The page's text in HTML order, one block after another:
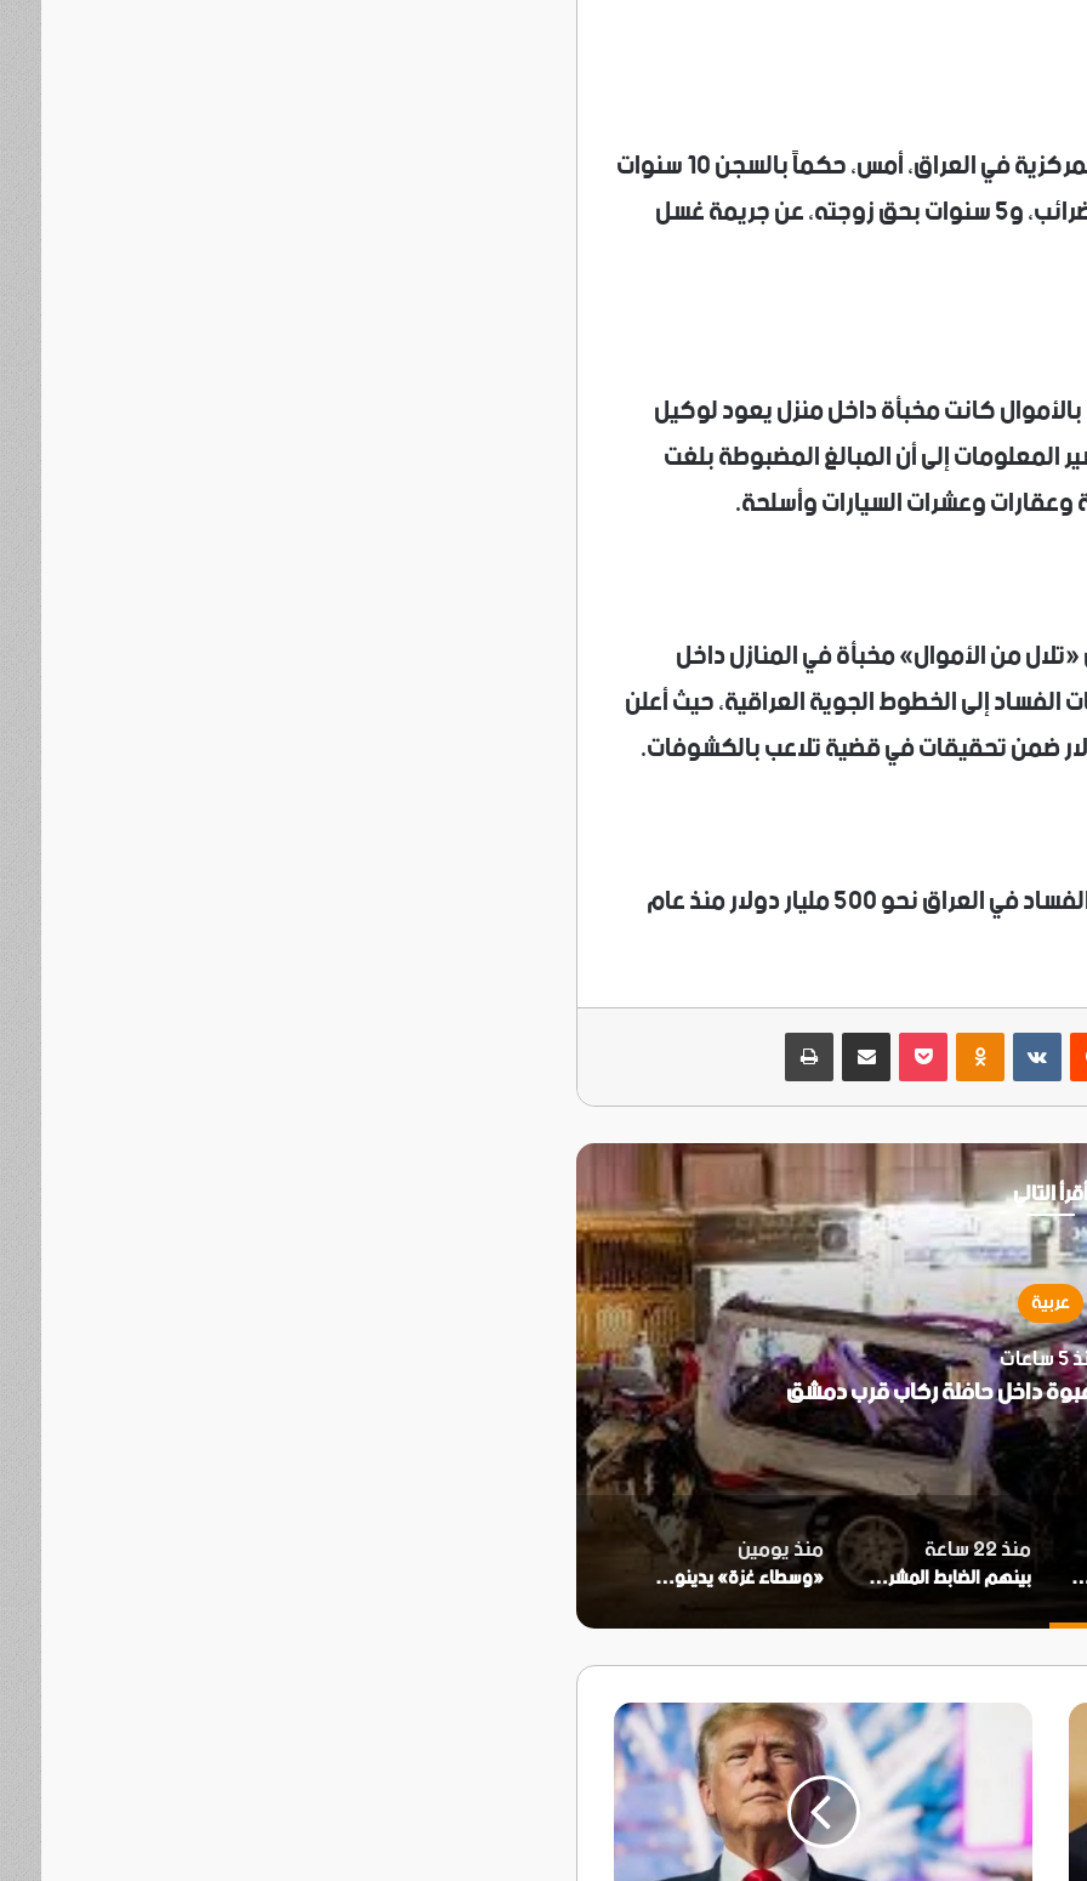
وأصدرت محكمة جنايات مكافحة الفساد المركزية في العراق، أمس، حكماً بالسجن 10 سنوات
بحق المدير العام الأسبق للهيئة العامة للضرائب، و5 سنوات بحق زوجته، عن جريمة غسل
قارورة مملوءة بالأموال كانت مخبأة داخل منزل يعود لوكيل
المعلومات إلى أن المبالغ المضبوطة بلغت
من الأموال» مخبأة في المنازل داخل
إلى الخطوط الجوية العراقية، حيث أعلن
ووفقاً لتقديرات غير رسمية، بلغت فاتورة الفساد في العراق نحو 500 مليار دولار منذ عام
‏Reddit
‏VKontakte
Odnoklassniki
‫Pocketمشاركة عبر البريد طباعة
التالي
عربية
بينهم الضابط المشرف على قتل القوات المسلحة
في الهجمات الحوثية التي استهدفت
حافلة ركاب قرب دمشق
منذ 22 ساعة
بينهم الضابط المشرف على قتل القوات المسلحة الجنوبية.. مقتل عدد من الضباط السعوديين في الهجمات الحوثية التي استهدفت معسكرات في العبر والوديعة ومأرب
منذ يومين
«وسطاء غزة» يدينون انتهاكات إسرائيل وتهديد التهدئة
لا
تراجع
عنتدمير
«نووي»
إيران